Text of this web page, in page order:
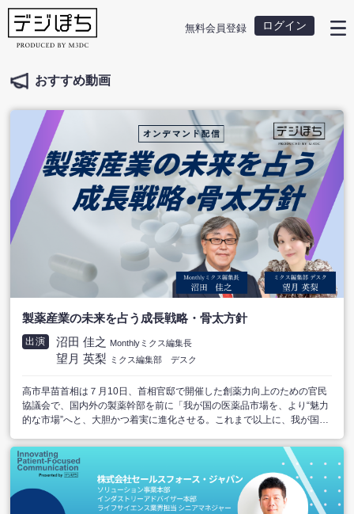
無料会員登録 ログイン
おすすめ動画
製薬産業の未来を占う成長戦略・骨太方針
出演 沼田 佳之 Monthlyミクス編集長
望月 英梨 ミクス編集部 デスク
高市早苗首相は７月10日、首相官邸で開催した創薬力向上のための官民
協議会で、国内外の製薬幹部を前に「我が国の医薬品市場を、より“魅力
的な市場”へと、大胆かつ着実に進化させる。これまで以上に、我が国へ
向上に関するメッセージを世界に発した意味は大きい。
高市首相が描く成長戦略の方向性と官民投資の可能性、さらには米MFN
価格政策への対応などについて解説する。